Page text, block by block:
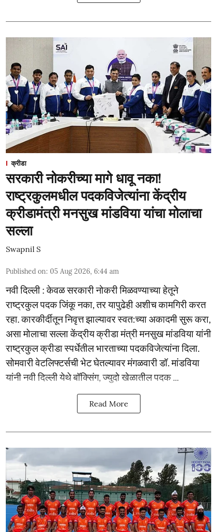
क्रीडा
सरकारी नोकरीच्या मागे धावू नका!
राष्ट्रकुलमधील पदकविजेत्यांना केंद्रीय
क्रीडामंत्री मनसुख मांडविया यांचा मोलाचा
सल्ला
Swapnil S
Published on: 05 Aug 2026, 6:44 am
नवी दिल्ली : केवळ सरकारी नोकरी मिळवण्याच्या हेतूने
राष्ट्रकुल पदक जिंकू नका, तर यापुढेही अशीच कामगिरी करत
रहा. कारकीर्दीतून निवृत्त झाल्यावर स्वत:च्या अकादमी सुरू करा,
असा मोलाचा सल्ला केंद्रीय क्रीडा मंत्री मनसुख मांडविया यांनी
राष्ट्रकुल क्रीडा स्पर्धेतील भारताच्या पदकविजेत्यांना दिला.
सोमवारी वेटलिफ्टर्सची भेट घेतल्यावर मंगळवारी डॉ. मांडविया
यांनी नवी दिल्ली येथे बॉक्सिंग, ज्युदो खेळातील पदक ...
Read More